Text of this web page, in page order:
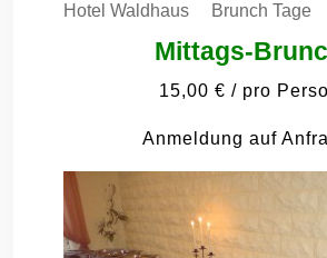
Hotel Waldhaus Brunch Tage
Mittags-
15,00 € / pro
Anmeldung auf